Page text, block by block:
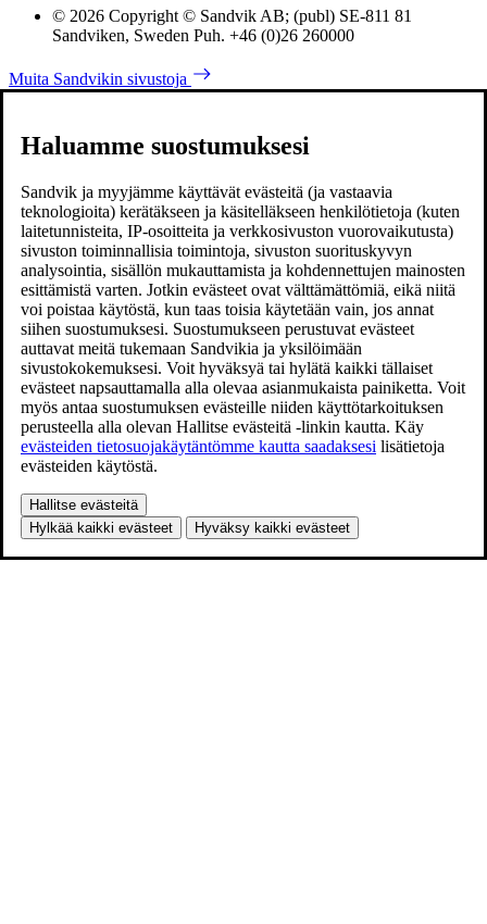
© 2026 Copyright © Sandvik AB; (publ) SE-811 81
Sandviken, Sweden Puh. +46 (0)26 260000
Muita Sandvikin sivustoja
Haluamme suostumuksesi
Sandvik ja myyjämme käyttävät evästeitä (ja vastaavia
teknologioita) kerätäkseen ja käsitelläkseen henkilötietoja (kuten
laitetunnisteita, IP-osoitteita ja verkkosivuston vuorovaikutusta)
sivuston toiminnallisia toimintoja, sivuston suorituskyvyn
analysointia, sisällön mukauttamista ja kohdennettujen mainosten
esittämistä varten. Jotkin evästeet ovat välttämättömiä, eikä niitä
voi poistaa käytöstä, kun taas toisia käytetään vain, jos annat
siihen suostumuksesi. Suostumukseen perustuvat evästeet
auttavat meitä tukemaan Sandvikia ja yksilöimään
sivustokokemuksesi. Voit hyväksyä tai hylätä kaikki tällaiset
evästeet napsauttamalla alla olevaa asianmukaista painiketta. Voit
myös antaa suostumuksen evästeille niiden käyttötarkoituksen
perusteella alla olevan Hallitse evästeitä -linkin kautta. Käy
evästeiden tietosuojakäytäntömme kautta saadaksesi lisätietoja
evästeiden käytöstä.
Hallitse evästeitä
Hylkää kaikki evästeet
Hyväksy kaikki evästeet